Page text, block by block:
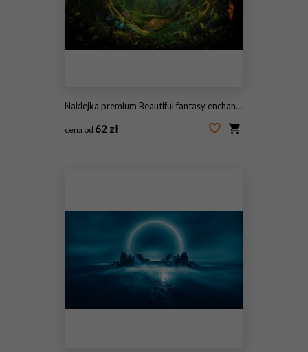
Naklejka premium Beautiful fantasy enchanted forest with butterflies, flowers and copy space. Fairy tale outdoor background. AI generative image.
cena od 62 zł